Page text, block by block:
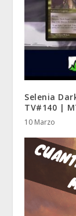
Selenia
TV#140 |
10 Marzo